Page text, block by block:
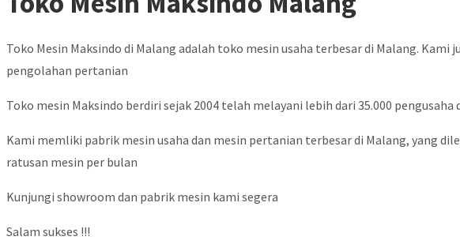
Toko Mesin Maksindo di Malang adalah toko mesin usaha terbesar di Malang.
pengolahan pertanian
Toko mesin Maksindo berdiri sejak 2004 telah melayani lebih dari 35.000
Kami memliki pabrik mesin usaha dan mesin pertanian terbesar di Malang, yang
ratusan mesin per bulan
Kunjungi showroom dan pabrik mesin kami segera
Salam sukses !!!